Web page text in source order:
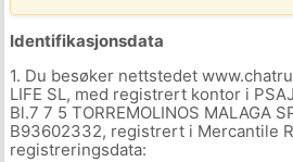
Identifikasjonsdata
1. Du besøker nettstedet
LIFE SL, med registrert kontor i
Bl.7 7 5 TORREMOLINOS MALAGA
B93602332, registrert i Mercantile
registreringsdata: